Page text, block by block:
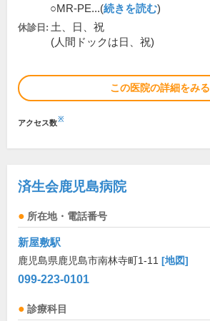
○MR-PE...(続きを読む)
休診日: 土、日、祝
(人間ドックは日、祝)
この医院の詳細をみる
アクセス数※
済生会鹿児島病院
所在地・電話番号
新屋敷駅
鹿児島県鹿児島市南林寺町1-11 [地図]
099-223-0101
診療科目